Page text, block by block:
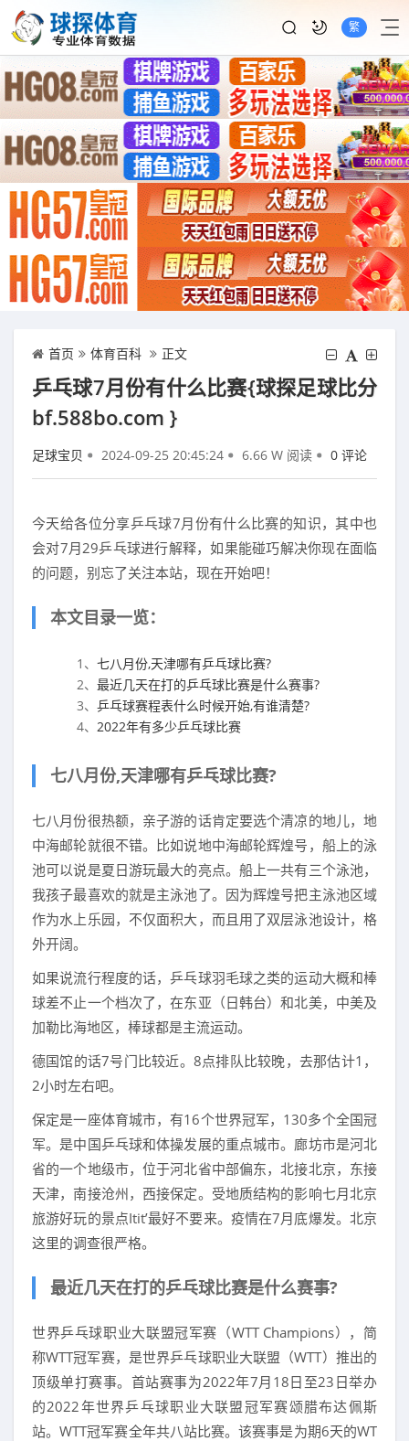
繁
首页 体育百科 正文
乒乓球7月份有什么比赛{球探足球比分
bf.588bo.com }
足球宝贝 2024-09-25 20:45:24 6.66 W 阅读 0 评论
今天给各位分享乒乓球7月份有什么比赛的知识，其中也
会对7月29乒乓球进行解释，如果能碰巧解决你现在面临
的问题，别忘了关注本站，现在开始吧！
本文目录一览：
1、 七八月份,天津哪有乒乓球比赛?
2、 最近几天在打的乒乓球比赛是什么赛事?
3、 乒乓球赛程表什么时候开始,有谁清楚?
4、 2022年有多少乒乓球比赛
七八月份,天津哪有乒乓球比赛?
七八月份很热额，亲子游的话肯定要选个清凉的地儿，地
中海邮轮就很不错。比如说地中海邮轮辉煌号，船上的泳
池可以说是夏日游玩最大的亮点。船上一共有三个泳池，
我孩子最喜欢的就是主泳池了。因为辉煌号把主泳池区域
作为水上乐园，不仅面积大，而且用了双层泳池设计，格
外开阔。
如果说流行程度的话，乒乓球羽毛球之类的运动大概和棒
球差不止一个档次了，在东亚（日韩台）和北美，中美及
加勒比海地区，棒球都是主流运动。
德国馆的话7号门比较近。8点排队比较晚，去那估计1，
2小时左右吧。
保定是一座体育城市，有16个世界冠军，130多个全国冠
军。是中国乒乓球和体操发展的重点城市。廊坊市是河北
省的一个地级市，位于河北省中部偏东，北接北京，东接
天津，南接沧州，西接保定。受地质结构的影响七月北京
旅游好玩的景点Itit’最好不要来。疫情在7月底爆发。北京
这里的调查很严格。
最近几天在打的乒乓球比赛是什么赛事?
世界乒乓球职业大联盟冠军赛（WTT Champions），简
称WTT冠军赛，是世界乒乓球职业大联盟（WTT）推出的
顶级单打赛事。首站赛事为2022年7月18日至23日举办
的2022年世界乒乓球职业大联盟冠军赛颂腊布达佩斯
站。WTT冠军赛全年共八站比赛。该赛事是为期6天的WT